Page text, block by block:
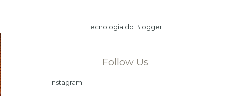
do ano. Momento ...
Tecnologia do Blogger.
Follow Us
Instagram